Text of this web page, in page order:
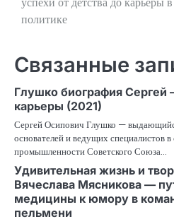
записям
политике
Связанные
Глушко биография Сергей
карьеры (2021)
Сергей Осипович Глушко —
основателей и ведущих специалистов
промышленности Советского Союза…
Удивительная жизнь и
Вячеслава Мясникова —
медицины к юмору в
пельмени